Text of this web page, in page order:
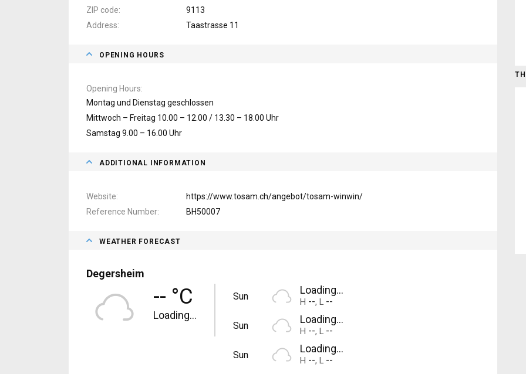
ZIP code
9113
Address
Taastrasse 11
OPENING HOURS
Opening Hours
Montag und Dienstag geschlossen
Mittwoch – Freitag 10.00 – 12.00 / 13.30 – 18.00 Uhr
Samstag 9.00 – 16.00 Uhr
ADDITIONAL INFORMATION
Website
https://www.tosam.ch/angebot/tosam-winwin/
Reference Number
BH50007
WEATHER FORECAST
Degersheim
-- °C
Loading...
Sun
Loading...
H --, L --
Sun
Loading...
H --, L --
Sun
Loading...
H --, L --